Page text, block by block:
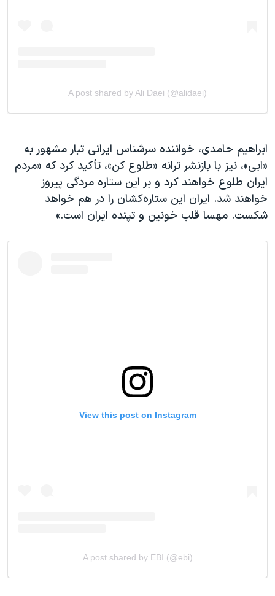
ابراهیم حامدی، خواننده سرشناس ایرانی تبار مشهور به
«ابی»، نیز با بازنشر ترانه «طلوع کن»، تأکید کرد که «مردم
ایران طلوع خواهند کرد و بر این ستاره مردگی پیروز
خواهند شد. ایران این ستاره‌کشان را در هم خواهد
شکست. مهسا قلب خونین و تپنده ایران است.»